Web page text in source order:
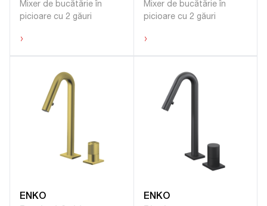
Mixer de bucătărie în
picioare cu 2 găuri
›
Mixer de bucătărie în
picioare cu 2 găuri
›
ENKO
ENKO